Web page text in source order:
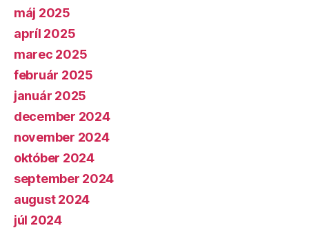
máj 2025
apríl 2025
marec 2025
február 2025
január 2025
december 2024
november 2024
október 2024
september 2024
august 2024
júl 2024